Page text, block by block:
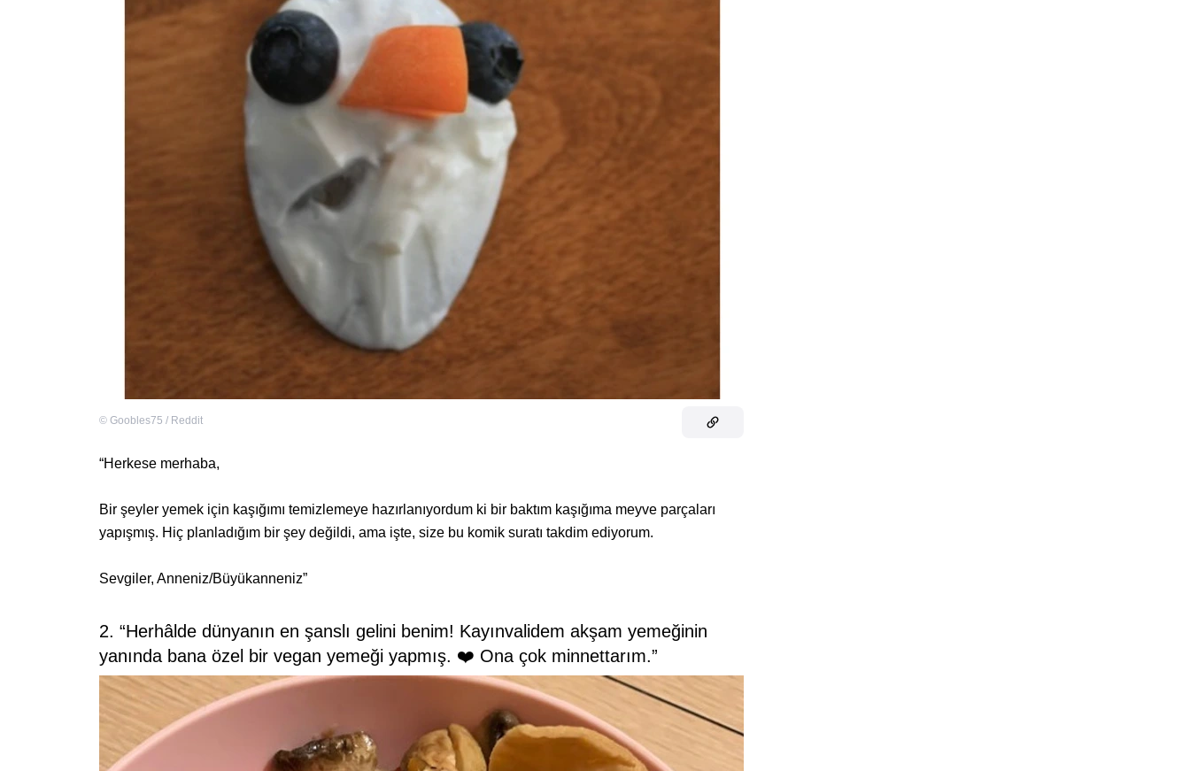
© Goobles75 / Reddit
“Herkese merhaba,
Bir şeyler yemek için kaşığımı temizlemeye hazırlanıyordum ki bir baktım kaşığıma meyve parçaları
yapışmış. Hiç planladığım bir şey değildi, ama işte, size bu komik suratı takdim ediyorum.
Sevgiler, Anneniz/Büyükanneniz”
2. “Herhâlde dünyanın en şanslı gelini benim! Kayınvalidem akşam yemeğinin
yanında bana özel bir vegan yemeği yapmış. ❤️ Ona çok minnettarım.”